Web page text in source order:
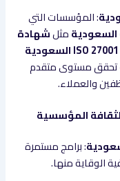
: المؤسسات التي
مثلشهادة
تحقق مستوى متقدم
والعملاء.
: برامج مستمرة
الوقاية منها.